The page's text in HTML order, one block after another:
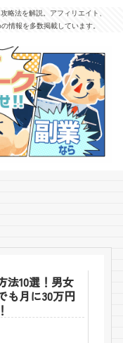
略法を解説。アフィリエイト、
情報を多数掲載しています。
法10選！男女
も月に30万円